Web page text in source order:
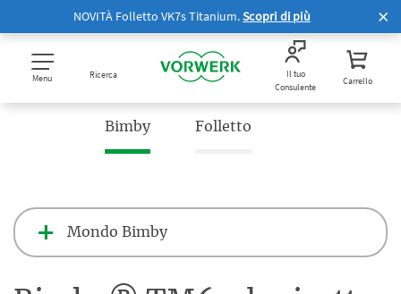
NOVITÀ Folletto VK7s Titanium.Scopri di più
Menu Ricerca
Il tuo
Consulente
Carrello
Bimby Folletto
Mondo Bimby